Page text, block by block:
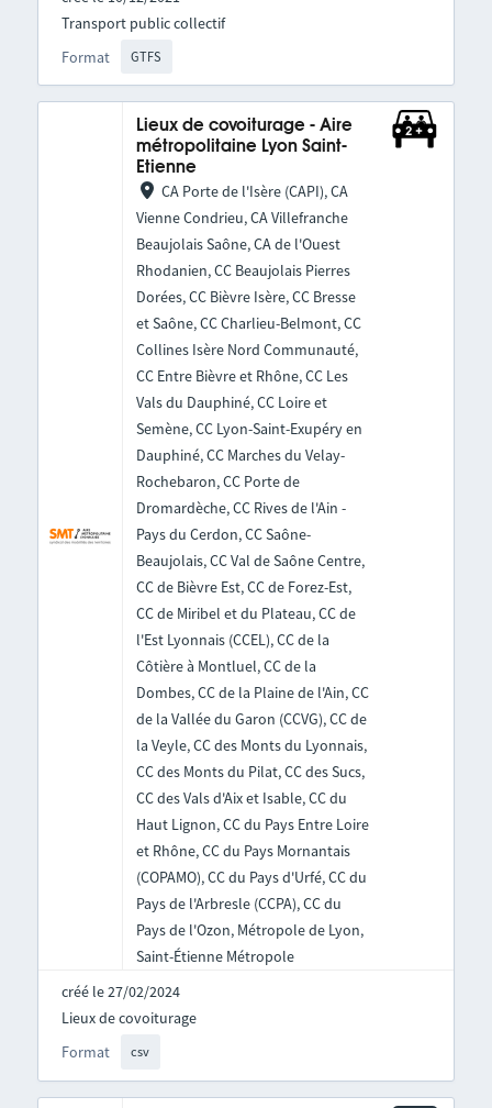
Format GTFS
Transport public collectif
Lieux de covoiturage - Aire
métropolitaine Lyon Saint-
Etienne
CA Porte de l'Isère (CAPI), CA
Vienne Condrieu, CA Villefranche
Beaujolais Saône, CA de l'Ouest
Rhodanien, CC Beaujolais Pierres
Dorées, CC Bièvre Isère, CC Bresse
et Saône, CC Charlieu-Belmont, CC
Collines Isère Nord Communauté,
CC Entre Bièvre et Rhône, CC Les
Vals du Dauphiné, CC Loire et
Semène, CC Lyon-Saint-Exupéry en
Dauphiné, CC Marches du Velay-
Rochebaron, CC Porte de
Dromardèche, CC Rives de l'Ain -
Pays du Cerdon, CC Saône-
Beaujolais, CC Val de Saône Centre,
CC de Bièvre Est, CC de Forez-Est,
CC de Miribel et du Plateau, CC de
l'Est Lyonnais (CCEL), CC de la
Côtière à Montluel, CC de la
Dombes, CC de la Plaine de l'Ain, CC
de la Vallée du Garon (CCVG), CC de
la Veyle, CC des Monts du Lyonnais,
CC des Monts du Pilat, CC des Sucs,
CC des Vals d'Aix et Isable, CC du
Haut Lignon, CC du Pays Entre Loire
et Rhône, CC du Pays Mornantais
(COPAMO), CC du Pays d'Urfé, CC du
Pays de l'Arbresle (CCPA), CC du
Pays de l'Ozon, Métropole de Lyon,
Saint-Étienne Métropole
créé le 27/02/2024
Format csv
Lieux de covoiturage